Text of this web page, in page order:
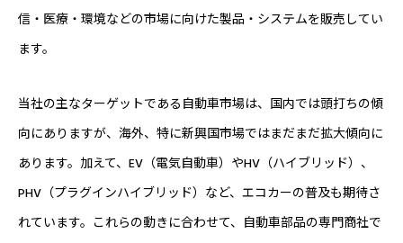
信・医療・環境などの市場に向けた製品・システムを販売してい
ます。
当社の主なターゲットである自動車市場は、国内では頭打ちの傾
向にありますが、海外、特に新興国市場ではまだまだ拡大傾向に
あります。加えて、EV（電気自動車）やHV（ハイブリッド）、
PHV（プラグインハイブリッド）など、エコカーの普及も期待さ
れています。これらの動きに合わせて、自動車部品の専門商社で